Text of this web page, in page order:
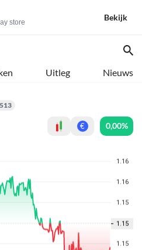
store
Bekijk
Uitleg Nieuws
€ 0,00%